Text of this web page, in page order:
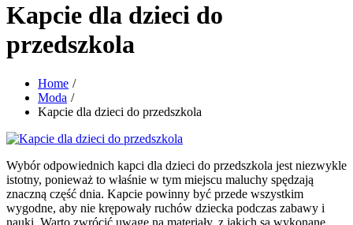
Kapcie dla dzieci do
przedszkola
Home
Moda
Kapcie dla dzieci do przedszkola
Wybór odpowiednich kapci dla dzieci do przedszkola jest niezwykle
istotny, ponieważ to właśnie w tym miejscu maluchy spędzają
znaczną część dnia. Kapcie powinny być przede wszystkim
wygodne, aby nie krępowały ruchów dziecka podczas zabawy i
nauki. Warto zwrócić uwagę na materiały, z jakich są wykonane,